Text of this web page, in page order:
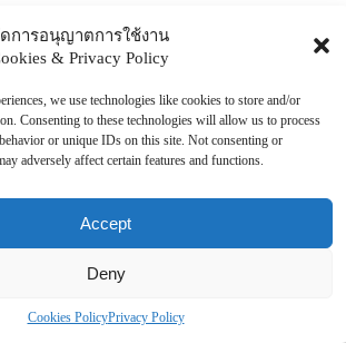
การอนุญาตการใช้งาน
& Privacy Policy
we use technologies like cookies to store and/or
Consenting to these technologies will allow us to process
or unique IDs on this site. Not consenting or
adversely affect certain features and functions.
Accept
Deny
Cookies PolicyPrivacy Policy
ยีไทย #โดรนลาด
เทียมไดนามิก #ไทยวิจัย
Healthcare